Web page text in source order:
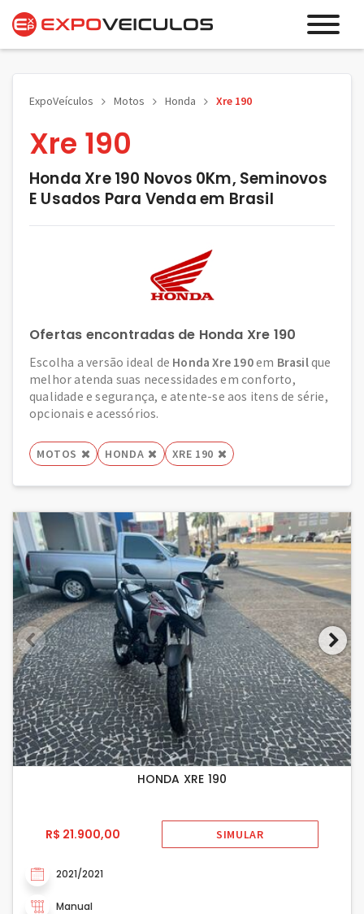
ExpoVeículos Motos Honda Xre 190
Xre 190
Honda Xre 190 Novos 0Km, Seminovos
E Usados Para Venda em Brasil
Ofertas encontradas de Honda Xre 190
Escolha a versão ideal de Honda Xre 190em Brasilque
melhor atenda suas necessidades em conforto,
qualidade e segurança, e atente-se aos itens de série,
opcionais e acessórios.
MOTOS HONDA XRE 190
HONDA XRE 190
R$ 21.900,00 SIMULAR
2021/2021
Manual